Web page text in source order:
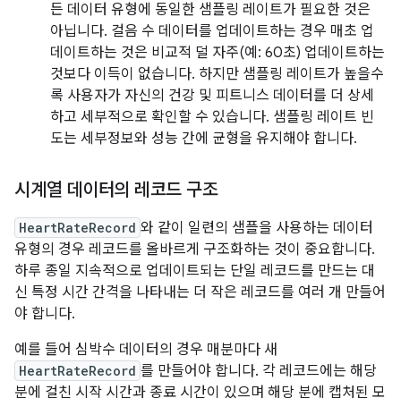
든 데이터 유형에 동일한 샘플링 레이트가 필요한 것은
아닙니다. 걸음 수 데이터를 업데이트하는 경우 매초 업
데이트하는 것은 비교적 덜 자주(예: 60초) 업데이트하는
것보다 이득이 없습니다. 하지만 샘플링 레이트가 높을수
록 사용자가 자신의 건강 및 피트니스 데이터를 더 상세
하고 세부적으로 확인할 수 있습니다. 샘플링 레이트 빈
도는 세부정보와 성능 간에 균형을 유지해야 합니다.
시계열 데이터의 레코드 구조
HeartRateRecord 와 같이 일련의 샘플을 사용하는 데이터
유형의 경우 레코드를 올바르게 구조화하는 것이 중요합니다.
하루 종일 지속적으로 업데이트되는 단일 레코드를 만드는 대
신 특정 시간 간격을 나타내는 더 작은 레코드를 여러 개 만들어
야 합니다.
예를 들어 심박수 데이터의 경우 매분마다 새
HeartRateRecord 를 만들어야 합니다. 각 레코드에는 해당
분에 걸친 시작 시간과 종료 시간이 있으며 해당 분에 캡처된 모